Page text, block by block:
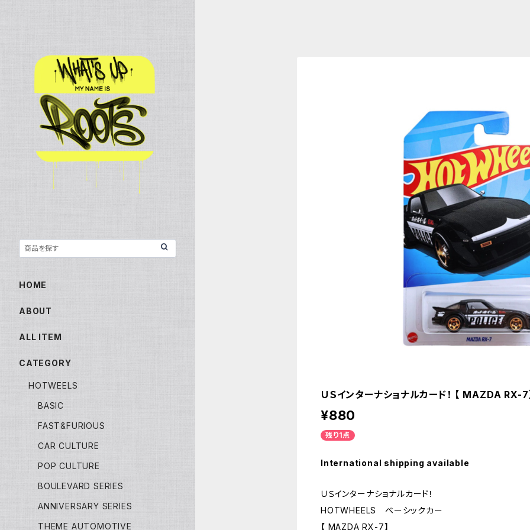
ＵＳインターナショナルカード！ 【 MAZDA
¥880
残り1点
International shipping available
ＵＳインターナショナルカード！
HOTWHEELS ベーシックカー
【 MAZDA RX-7】
HOME
ABOUT
ALL ITEM
CATEGORY
HOTWEELS
BASIC
FAST&FURIOUS
CAR CULTURE
POP CULTURE
BOULEVARD SERIES
ANNIVERSARY SERIES
THEME AUTOMOTIVE